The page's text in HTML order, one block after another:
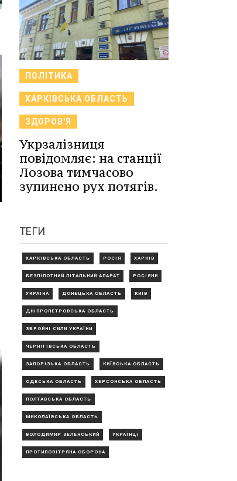
ПОЛІТИКА
ХАРКІВСЬКА ОБЛАСТЬ
ЗДОРОВ'Я
Укрзалізниця
повідомляє: на станції
Лозова тимчасово
зупинено рух потягів.
ТЕГИ
ХАРКІВСЬКА ОБЛАСТЬ РОСІЯ ХАРКІВ
БЕЗПІЛОТНИЙ ЛІТАЛЬНИЙ АПАРАТ РОСІЯНИ
УКРАЇНА ДОНЕЦЬКА ОБЛАСТЬ КИЇВ
ДНІПРОПЕТРОВСЬКА ОБЛАСТЬ
ЗБРОЙНІ СИЛИ УКРАЇНИ
ЧЕРНІГІВСЬКА ОБЛАСТЬ
ЗАПОРІЗЬКА ОБЛАСТЬ КИЇВСЬКА ОБЛАСТЬ
ОДЕСЬКА ОБЛАСТЬ ХЕРСОНСЬКА ОБЛАСТЬ
ПОЛТАВСЬКА ОБЛАСТЬ
МИКОЛАЇВСЬКА ОБЛАСТЬ
ВОЛОДИМИР ЗЕЛЕНСЬКИЙ УКРАЇНЦІ
ПРОТИПОВІТРЯНА ОБОРОНА